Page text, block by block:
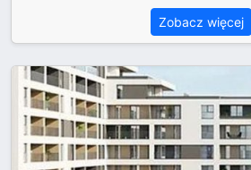
Zobacz więcej